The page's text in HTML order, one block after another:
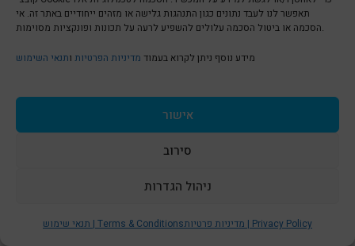
תאפשר לנו לעבד נתונים כגון התנהגות גלישה או מזהים ייחודיים באתר זה. אי
הסכמה או ביטול הסכמה עלולים להשפיע לרעה על תכונות ופונקציות מסוימות.
מידע נוסף ניתן לקרוא בעמוד מדיניות הפרטיות ותנאי השימוש
אישור
סירוב
ניהול הגדרות
תנאי שימוש | Terms & Conditions מדיניות פרטיות | Privacy Policy
+972505570348